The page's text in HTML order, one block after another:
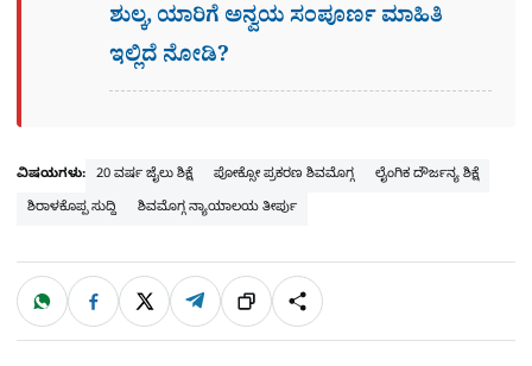
ಶುಲ್ಕ, ಯಾರಿಗೆ ಅನ್ವಯ ಸಂಪೂರ್ಣ ಮಾಹಿತಿ
ಇಲ್ಲಿದೆ ನೋಡಿ?
ವಿಷಯಗಳು: 20 ವರ್ಷ ಜೈಲು ಶಿಕ್ಷೆ ಪೋಕ್ಸೋ ಪ್ರಕರಣ ಶಿವಮೊಗ್ಗ
ಲೈಂಗಿಕ ದೌರ್ಜನ್ಯ ಶಿಕ್ಷೆ
ಶಿರಾಳಕೊಪ್ಪ ಸುದ್ದಿ
ಶಿವಮೊಗ್ಗ ನ್ಯಾಯಾಲಯ ತೀರ್ಪು
ಹಂಚಿಕೊಳ್ಳಿ
W
a
t
F
c
e
X T
l
e
ಲಿಂ
ಕ್
S
h